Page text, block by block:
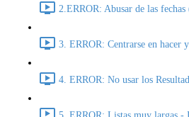
2.ERROR: Abusar de las fechas
3. ERROR: Centrarse en hacer
4. ERROR: No usar los